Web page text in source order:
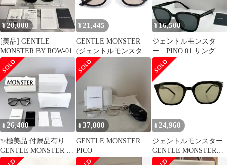
¥20,000
[美品] GENTLE
MONSTER BY ROW-01
¥ 21,445
GENTLE MONSTER
(ジェントルモンスタ
ー) PINO 01 ピノ ボス
トンフレーム サングラ
ス アイウェア 眼鏡 ブ
ラック
¥16,500
ジェントルモンスタ
ー PINO 01 サングラ
ス 箱ケース付き ブ
ラック
¥26,400
✨極美品 付属品有り
GENTLE MONSTER サ
ングラス Pino ブラウン
¥37,000
GENTLE MONSTER
PICO
¥ 24,960
ジェントルモンスター
GENTLE MONSTER
PINO 01 メンズ 63□17-